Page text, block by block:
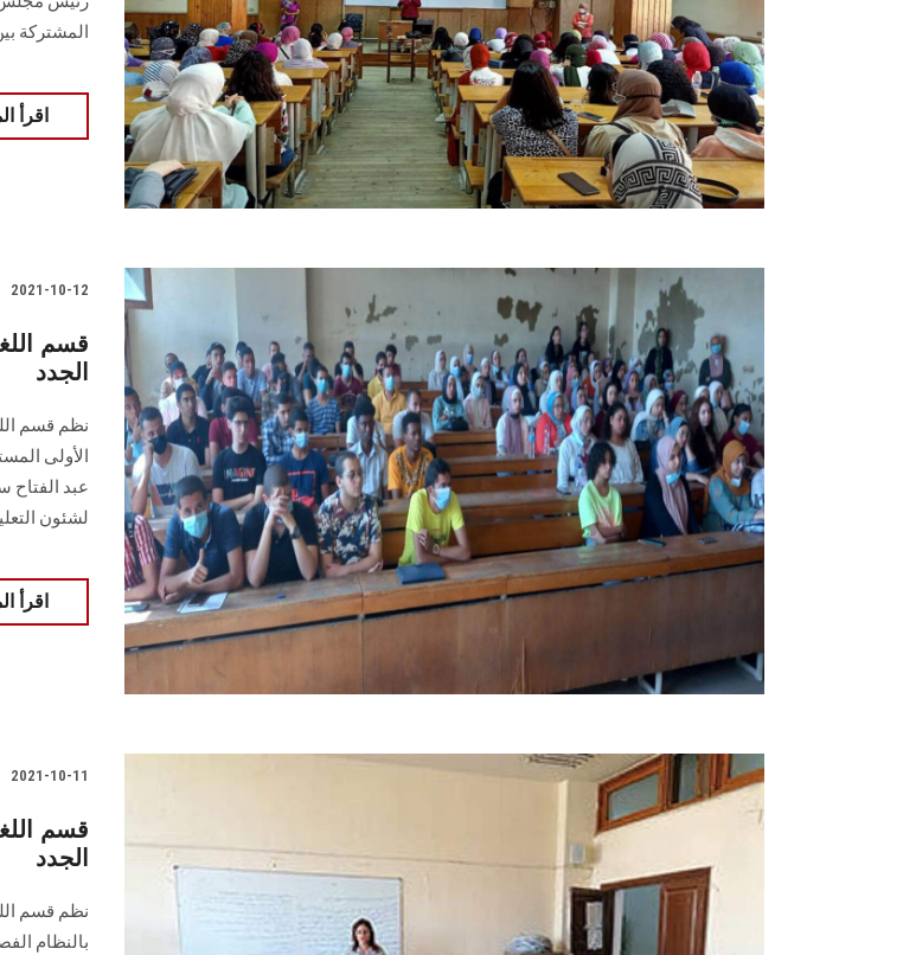
المشتركة
اقرأ
2021-10-12
قسم
الجدد
نظم قسم
الأولى
عبد الفتاح
لشئون
اقرأ
2021-10-11
قسم
الجدد
نظم قسم
بالنظام